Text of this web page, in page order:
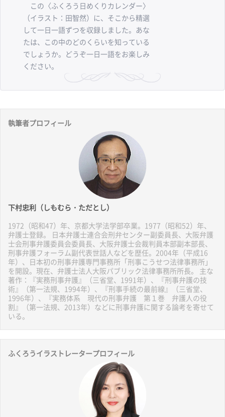
この〈ふくろう日めくりカレンダー〉
（イラスト：田智然）に、そこから精選
して一日一語ずつを収録しました。あな
たは、この中のどのくらいを知っている
でしょうか。どうぞ一日一語をお楽しみ
ください。
執筆者プロフィール
下村忠利（しもむら・ただとし）
1972（昭和47）年、京都大学法学部卒業。1977（昭和52）年、
弁護士登録。 日本弁護士連合会刑弁センター副委員長、大阪弁護
士会刑事弁護委員会委員長、大阪弁護士会裁判員本部副本部長、
刑事弁護フォーラム副代表世話人などを歴任。2004年（平成16
年）、日本初の刑事弁護専門事務所「刑事こうせつ法律事務所」
を開設。現在、弁護士法人大阪パブリック法律事務所所長。 主な
著作：『実務刑事弁護』（三省堂、1991年）、『刑事弁護の技
術』（第一法規、1994年）、『刑事手続の最前線』（三省堂、
1996年）、『実務体系 現代の刑事弁護 第１巻 弁護人の役
割』（第一法規、2013年）などに刑事弁護に関する論考を寄せて
いる。
ふくろうイラストレータープロフィール